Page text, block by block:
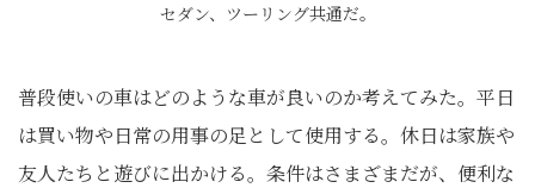
セダン、ツーリング共通だ。
普段使いの車はどのような車が良いのか考えてみた。平日
は買い物や日常の用事の足として使用する。休日は家族や
友人たちと遊びに出かける。条件はさまざまだが、便利な